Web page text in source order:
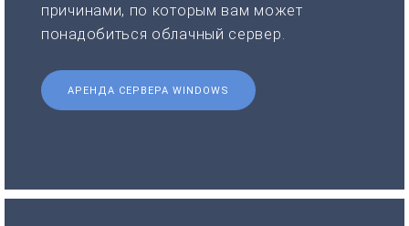
причинами, по которым вам может
понадобиться облачный сервер.
АРЕНДА СЕРВЕРА WINDOWS